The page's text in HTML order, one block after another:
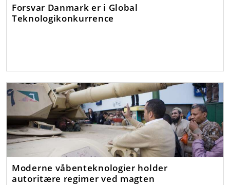
Forsvar Danmark er i Global
Teknologikonkurrence
Moderne våbenteknologier holder
autoritære regimer ved magten